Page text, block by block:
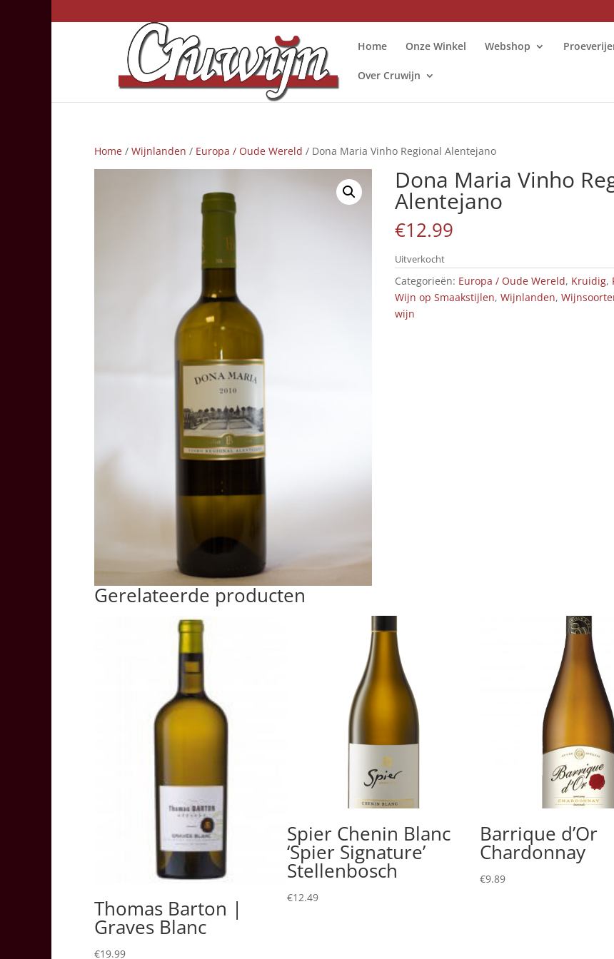
Home Onze Winkel Webshop
Over Cruwijn
Home / Wijnlanden / Europa / Oude Wereld / Dona Maria Vinho Regional Alentejano
Dona Maria Vinho
Alentejano
€12.99
Uitverkocht
Categorieën: Europa / Oude Wereld, Kruidig,
Wijn op Smaakstijlen,Wijnlanden,
wijn
Gerelateerde producten
Thomas Barton |
Graves Blanc
€19.99
Spier Chenin Blanc
‘Spier Signature’
Stellenbosch
€12.49
Barrique d’Or
Chardonnay
€9.89